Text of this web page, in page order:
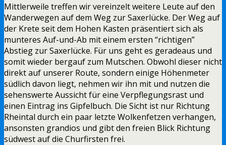
Mittlerweile treffen wir vereinzelt weitere Leute auf den
Wanderwegen auf dem Weg zur Saxerlücke. Der Weg auf
der Krete seit dem Hohen Kasten präsentiert sich als
munteres Auf-und-Ab mit einem ersten “richtigen”
Abstieg zur Saxerlücke. Für uns geht es geradeaus und
somit wieder bergauf zum Mutschen. Obwohl dieser nicht
direkt auf unserer Route, sondern einige Höhenmeter
südlich davon liegt, nehmen wir ihn mit und nutzen die
sehenswerte Aussicht für eine Verpflegungsrast und
einen Eintrag ins Gipfelbuch. Die Sicht ist nur Richtung
Rheintal durch ein paar letzte Wolkenfetzen verhangen,
ansonsten grandios und gibt den freien Blick Richtung
südwest auf die Churfirsten frei.